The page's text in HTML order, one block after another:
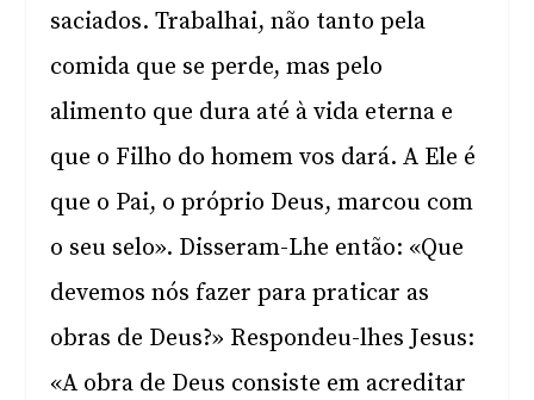
saciados. Trabalhai, não tanto pela
comida que se perde, mas pelo
alimento que dura até à vida eterna e
que o Filho do homem vos dará. A Ele é
que o Pai, o próprio Deus, marcou com
o seu selo». Disseram-Lhe então: «Que
devemos nós fazer para praticar as
obras de Deus?» Respondeu-lhes Jesus:
«A obra de Deus consiste em acreditar